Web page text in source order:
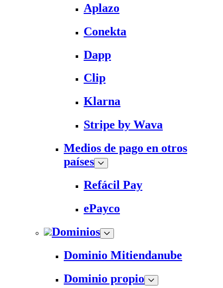
Aplazo
Conekta
Dapp
Clip
Klarna
Stripe by Wava
Medios de pago en otros
países
Refácil Pay
ePayco
Dominios
Dominio Mitiendanube
Dominio propio